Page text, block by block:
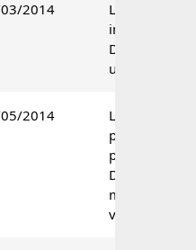
2014
Lançamento
Decisão
unânime.
2014
Lançamento
parcialmente
procedente.
Decisão por
maioria de
votos.